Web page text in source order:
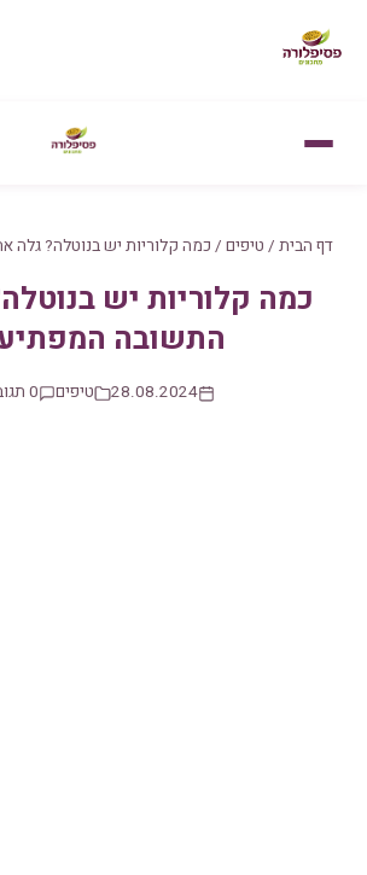
דף הבית / טיפים / כמה קלוריות יש בנוטלה?
כמה קלוריות יש
התשובה
28.08.2024 טיפים 0 תגובות